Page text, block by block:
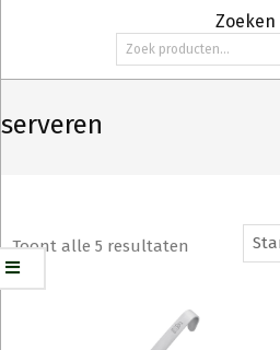
Zoeken
Zoeken
naar:
serveren
Toont alle 5 resultaten